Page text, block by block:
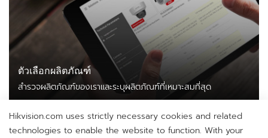
ตัวเลือกผลิตภัณฑ์
สำรวจผลิตภัณฑ์ของเราและระบุผลิตภัณฑ์ที่เหมาะสมที่สุด
Hikvision.com uses strictly necessary cookies and related
technologies to enable the website to function. With your